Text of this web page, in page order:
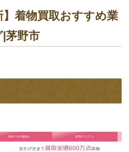
】着物買取おすすめ業
茅野市